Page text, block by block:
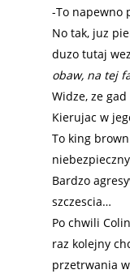
-To napewno
No tak, juz
duzo tutaj
obaw, na tej
Widze, ze
Kierujac w
To king
Bardzo
szczescia…
Po chwili
raz kolejny
przetrwania